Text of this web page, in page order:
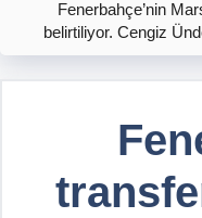
Fenerbahçe’nin
belirtiliyor. Cengiz